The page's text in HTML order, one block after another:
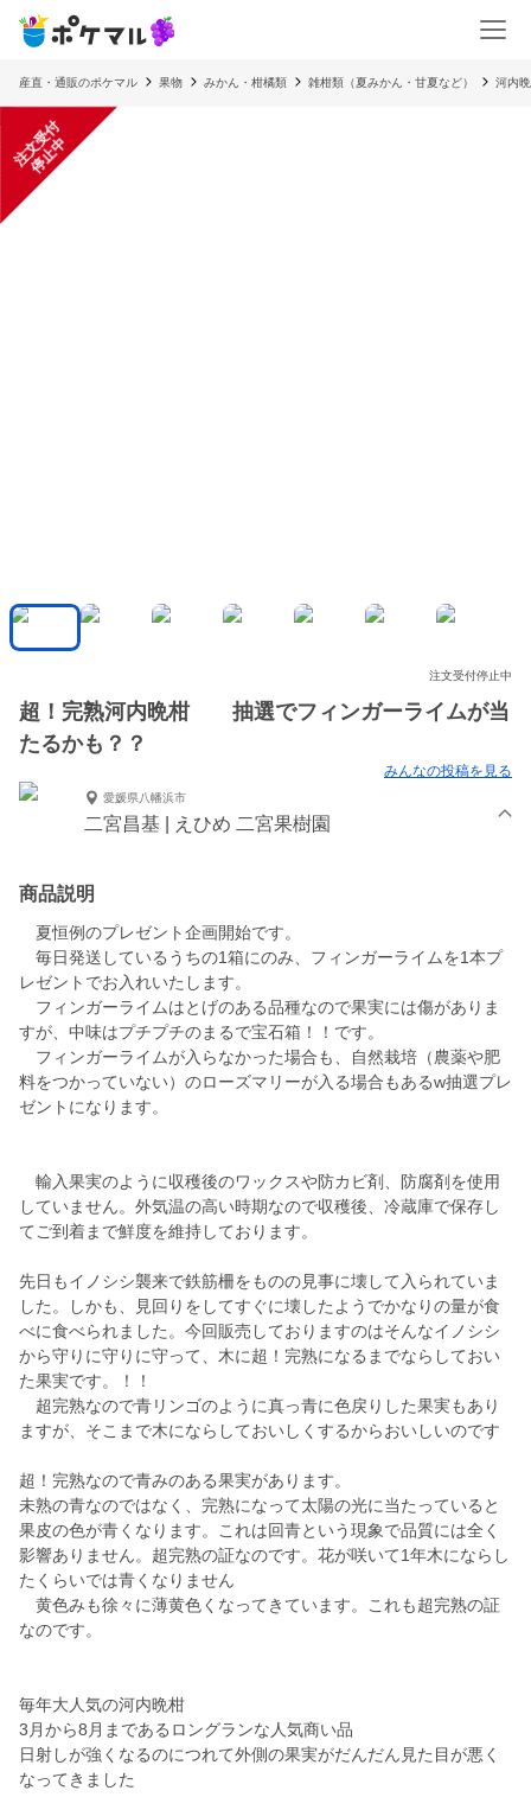
産直・通販のポケマル 果物 みかん・柑橘類 雑柑類（夏みかん・甘夏など） 河内
注
文
受
付
停
止
中
注文受付停止中
超！完熟河内晩柑 抽選でフィンガーライムが当
たるかも？？
みんなの投稿を見る
愛媛県八幡浜市
二宮昌基 | えひめ 二宮果樹園
商品説明
夏恒例のプレゼント企画開始です。
毎日発送しているうちの1箱にのみ、フィンガーライムを1本プ
レゼントでお入れいたします。
フィンガーライムはとげのある品種なので果実には傷がありま
すが、中味はプチプチのまるで宝石箱！！です。
フィンガーライムが入らなかった場合も、自然栽培（農薬や肥
料をつかっていない）のローズマリーが入る場合もあるw抽選プレ
ゼントになります。
輸入果実のように収穫後のワックスや防カビ剤、防腐剤を使用
していません。外気温の高い時期なので収穫後、冷蔵庫で保存し
てご到着まで鮮度を維持しております。
先日もイノシシ襲来で鉄筋柵をものの見事に壊して入られていま
した。しかも、見回りをしてすぐに壊したようでかなりの量が食
べに食べられました。今回販売しておりますのはそんなイノシシ
から守りに守りに守って、木に超！完熟になるまでならしておい
た果実です。！！
超完熟なので青リンゴのように真っ青に色戻りした果実もあり
ますが、そこまで木にならしておいしくするからおいしいのです
超！完熟なので青みのある果実があります。
未熟の青なのではなく、完熟になって太陽の光に当たっていると
果皮の色が青くなります。これは回青という現象で品質には全く
影響ありません。超完熟の証なのです。花が咲いて1年木にならし
たくらいでは青くなりません
黄色みも徐々に薄黄色くなってきています。これも超完熟の証
なのです。
毎年大人気の河内晩柑
3月から8月まであるロングランな人気商い品
日射しが強くなるのにつれて外側の果実がだんだん見た目が悪く
なってきました